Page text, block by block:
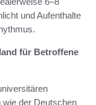
und Aufenthalte
für Betroffene
wie der Deutschen